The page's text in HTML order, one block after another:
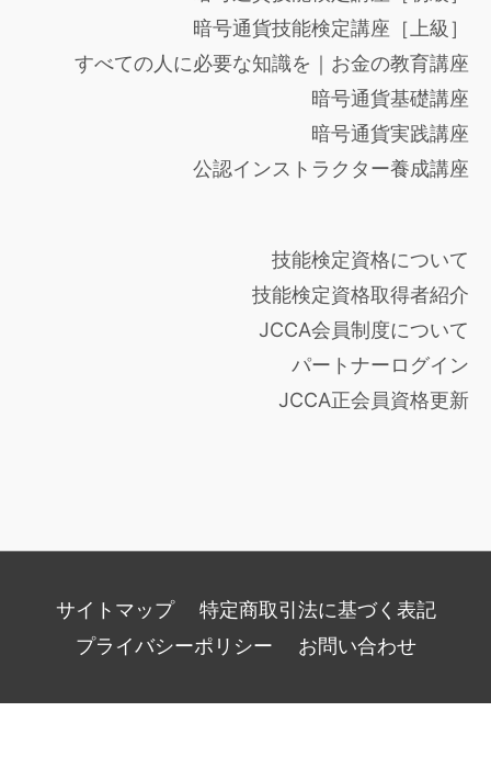
暗号通貨技能検定講座［上級］
すべての人に必要な知識を｜お金の教育講座
暗号通貨基礎講座
暗号通貨実践講座
公認インストラクター養成講座
技能検定資格について
技能検定資格取得者紹介
JCCA会員制度について
パートナーログイン
JCCA正会員資格更新
サイトマップ
特定商取引法に基づく表記
プライバシーポリシー
お問い合わせ